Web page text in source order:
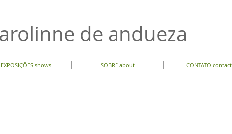
de andueza
EXPOSIÇÕES shows SOBRE about CONTATO contact